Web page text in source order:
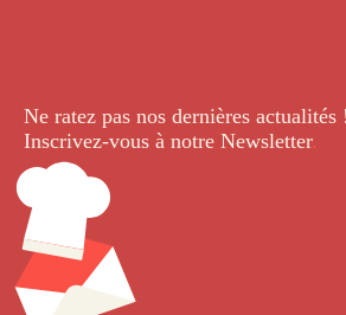
Ne ratez pas nos dernières actualités !
Inscrivez-vous à notre Newsletter.